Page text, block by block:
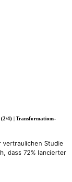
4) | Transformations-
vertraulichen Studie
dass 72% lancierter